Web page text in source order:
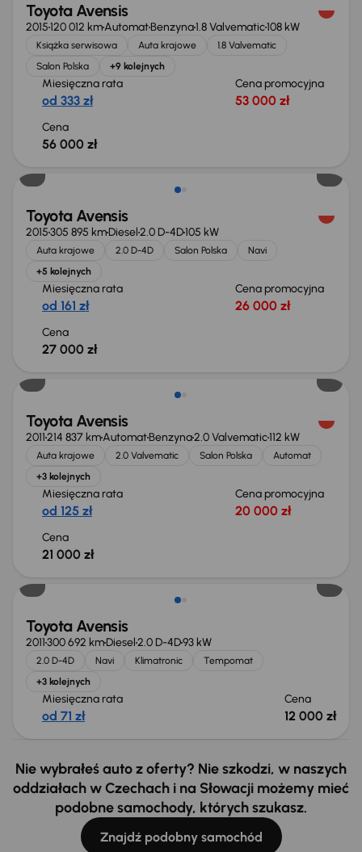
Toyota Avensis
2015120 012 kmAutomatBenzyna1.8 Valvematic108 kW
Książka serwisowa Auta krajowe
1.8 Valvematic
Salon Polska
+9 kolejnych
Miesięczna rata
od 333 zł
Cena promocyjna
53 000 zł
Cena
56 000 zł
Toyota Avensis
2015305 895 kmDiesel2.0 D-4D105 kW
Auta krajowe 2.0 D-4D Salon Polska
Navi
+5 kolejnych
Miesięczna rata
od 161 zł
Cena promocyjna
26 000 zł
Cena
27 000 zł
Toyota Avensis
2011214 837 kmAutomatBenzyna2.0 Valvematic112 kW
Auta krajowe 2.0 Valvematic Salon Polska
Automat
+3 kolejnych
Miesięczna rata
od 125 zł
Cena promocyjna
20 000 zł
Cena
21 000 zł
Toyota Avensis
2011300 692 kmDiesel2.0 D-4D93 kW
2.0 D-4D Navi Klimatronic
Tempomat
+3 kolejnych
Miesięczna rata
od 71 zł
Cena
12 000 zł
Nie wybrałeś auto z oferty? Nie szkodzi, w naszych
oddziałach w Czechach i na Słowacji możemy mieć
podobne samochody, których szukasz.
Znajdź podobny samochód